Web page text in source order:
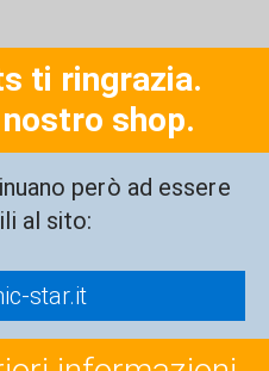
ti ringrazia.
shop.
però ad essere
al sito:
star.it